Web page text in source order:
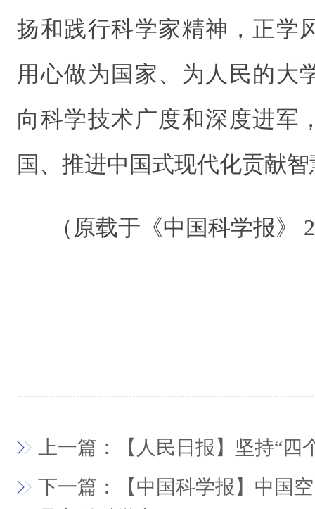
扬和践行科学家精神，正学
用心做为国家、为人民的大
向科学技术广度和深度进军
国、推进中国式现代化贡献
（原载于《中国科学报》
上一篇：【人民日报】坚持“四
下一篇：【中国科学报】中国